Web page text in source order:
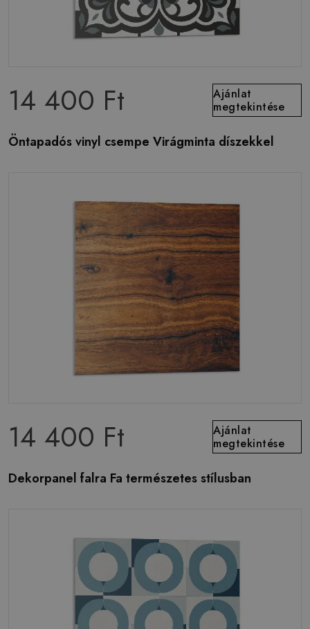
14 400 Ft
Ajánlat
megtekintése
Öntapadós vinyl csempe Virágminta díszekkel
14 400 Ft
Ajánlat
megtekintése
Dekorpanel falra Fa természetes stílusban